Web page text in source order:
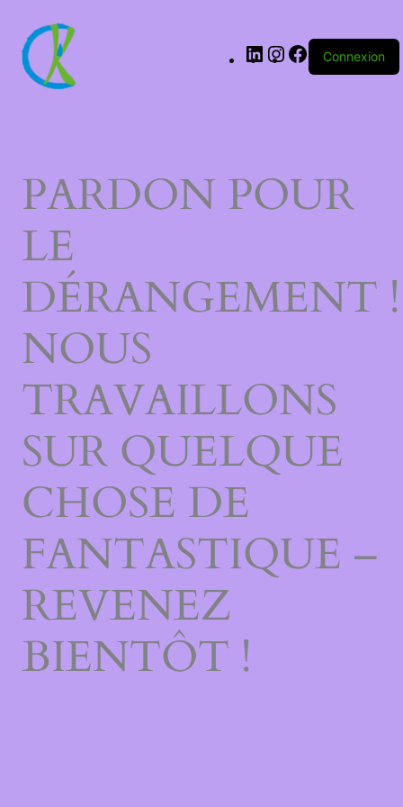
Connexion
PARDON POUR
LE
DÉRANGEMENT !
NOUS
TRAVAILLONS
SUR QUELQUE
CHOSE DE
FANTASTIQUE –
REVENEZ
BIENTÔT !